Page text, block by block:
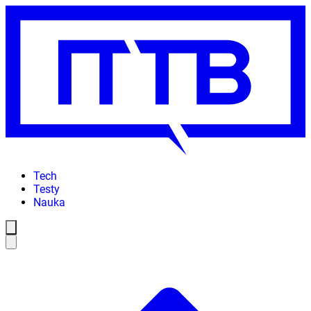
Tech
Testy
Nauka